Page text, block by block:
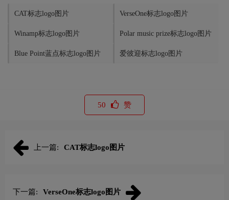
CAT标志logo图片 VerseOne标志logo图片
Winamp标志logo图片 Polar music prize标志logo图片
Blue Point蓝点标志logo图片 爱彼迎标志logo图片
50 赞
上一篇: CAT标志logo图片
下一篇: VerseOne标志logo图片